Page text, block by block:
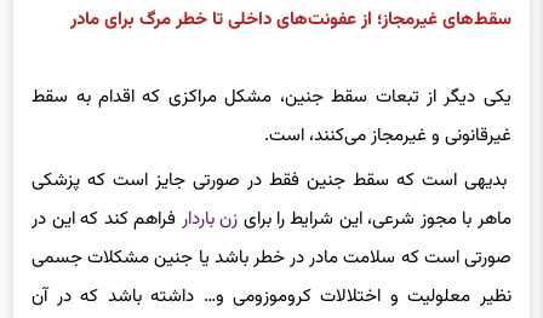
سقط‌های غیرمجاز؛ از عفونت‌های داخلی تا خطر مرگ برای مادر
یکی دیگر از تبعات سقط جنین، مشکل مراکزی که اقدام به سقط
غیرقانونی و غیرمجاز می‌کنند، است.
بدیهی است که سقط جنین فقط در صورتی جایز است که پزشکی
ماهر با مجوز شرعی، این شرایط را برای زن باردار فراهم کند که این در
صورتی است که سلامت مادر در خطر باشد یا جنین مشکلات جسمی
نظیر معلولیت و اختلالات کروموزومی و… داشته باشد که در آن